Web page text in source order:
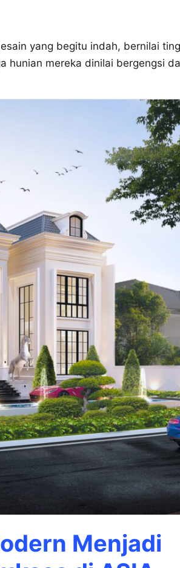
yang begitu indah, bernilai
hunian mereka dinilai bergengsi
Menjadi